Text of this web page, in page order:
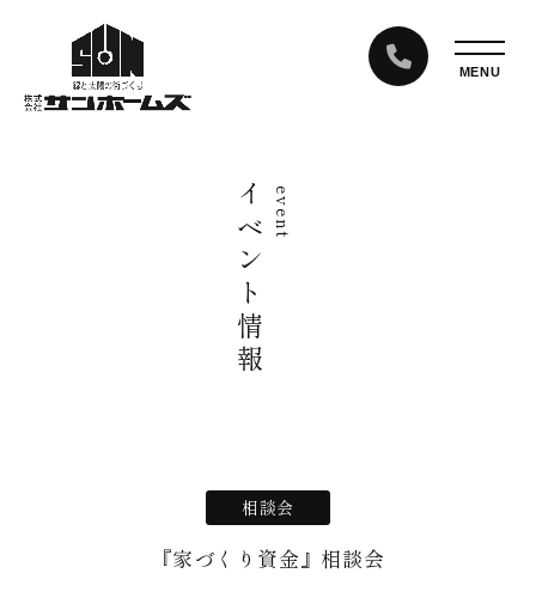
event
イベント情報
相談会
『家づくり資金』相談会